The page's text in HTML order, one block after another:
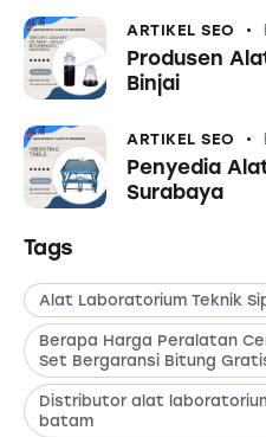
ARTIKEL SEO
Produsen
Binjai
ARTIKEL SEO
Penyedia
Surabaya
Tags
Alat Laboratorium Teknik
Berapa Harga Peralatan
Set Bergaransi Bitung
Distributor alat
batam